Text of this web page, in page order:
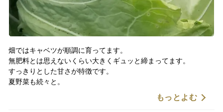
畑ではキャベツが順調に育ってます。
無肥料とは思えないくらい大きくギュッと締まってます。
すっきりとした甘さが特徴です。
夏野菜も続々と。
もっとよむ